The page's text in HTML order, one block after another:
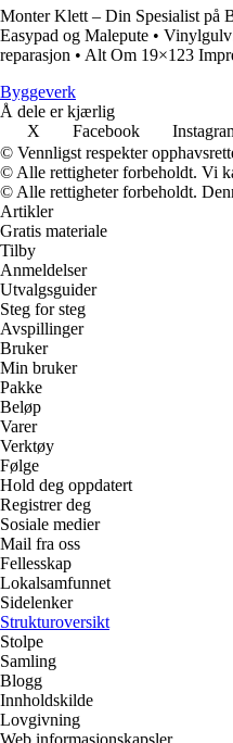
Monter Klett – Din Spesialist på
Easypad og Malepute •
reparasjon • Alt Om 19×123
Byggeverk
Å dele er kjærlig
X
Facebook
© Vennligst respekter
© Alle rettigheter forbeholdt. Vi
© Alle rettigheter forbeholdt.
Artikler
Gratis materiale
Tilby
Anmeldelser
Utvalgsguider
Steg for steg
Avspillinger
Bruker
Min bruker
Pakke
Beløp
Varer
Verktøy
Følge
Hold deg oppdatert
Registrer deg
Sosiale medier
Mail fra oss
Fellesskap
Lokalsamfunnet
Sidelenker
Strukturoversikt
Stolpe
Samling
Blogg
Innholdskilde
Lovgivning